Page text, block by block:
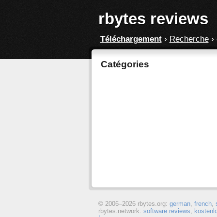
rbytes reviews
Téléchargement› Recherche›
Catégories
© 2006–2026 rbytes.org: german, french,
rbytes.network: software reviews,